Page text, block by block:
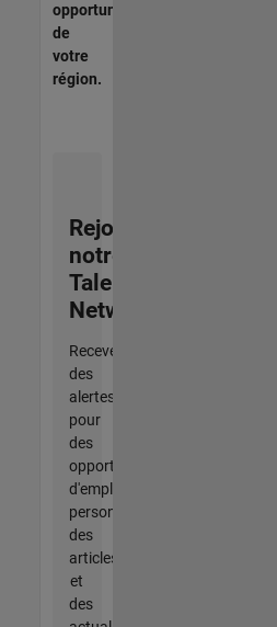
opportunités
de
votre
région.
Rejoignez
notre
Talent
Network
Recevez
des
alertes
pour
des
opportunités
d'emploi
personnalisées,
des
articles
et
des